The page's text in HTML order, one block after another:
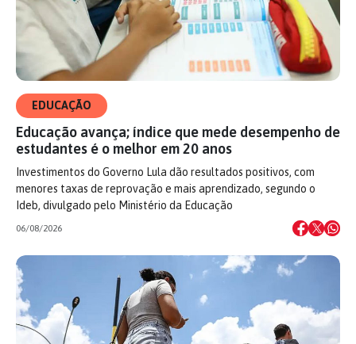
EDUCAÇÃO
Educação avança; índice que mede desempenho de
estudantes é o melhor em 20 anos
Investimentos do Governo Lula dão resultados positivos, com
menores taxas de reprovação e mais aprendizado, segundo o
Ideb, divulgado pelo Ministério da Educação
06/08/2026